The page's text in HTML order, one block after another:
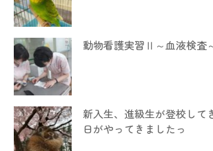
動物看護実習Ⅱ～血液検査
新入生、進級生が登校して
日がやってきましたっ